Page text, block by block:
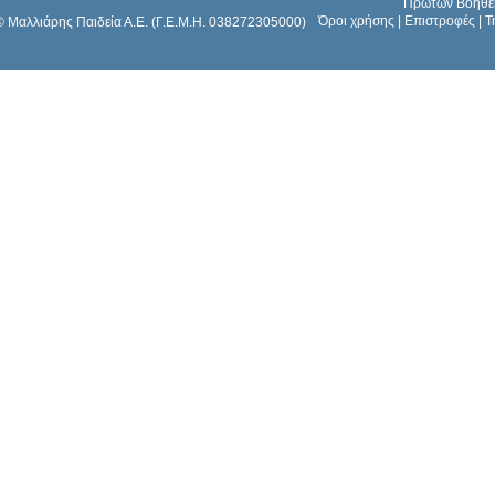
Πρώτων
Μαλλιάρης Παιδεία Α.Ε. (Γ.Ε.Μ.Η. 038272305000)
Όροι χρήσης Επιστροφές